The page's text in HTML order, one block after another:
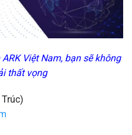
Việt Nam, bạn sẽ không
thất vọng